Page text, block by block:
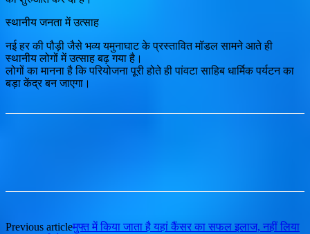
स्थानीय जनता में उत्साह
नई हर की पौड़ी जैसे भव्य यमुनाघाट के प्रस्तावित मॉडल सामने आते ही
स्थानीय लोगों में उत्साह बढ़ गया है।
लोगों का मानना है कि परियोजना पूरी होते ही पांवटा साहिब धार्मिक पर्यटन का
बड़ा केंद्र बन जाएगा।
Previous articleमुफ्त में किया जाता है यहां कैंसर का सफल इलाज, नहीं लिया